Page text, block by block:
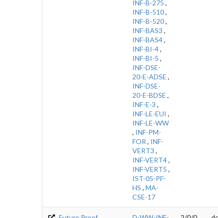
INF-B-275 ,
INF-B-510,
INF-B-520,
INF-BAS3 ,
INF-BAS4,
INF-BI-4,
INF-BI-5 ,
INF-DSE-
20-E-ADSE ,
INF-DSE-
20-E-BDSE ,
INF-E-3 ,
INF-LE-EUI ,
INF-LE-WW
, INF-PM-
FOR , INF-
VERT3 ,
INF-VERT4,
INF-VERT5 ,
IST-05-PF-
HS , MA-
CSE-17